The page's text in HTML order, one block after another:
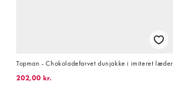
Topman - Chokoladefarvet dunjakke i imiteret læder
202,00 kr.